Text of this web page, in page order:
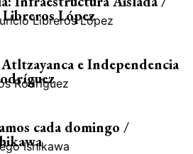
López
Libreros López
e Independencia
Rodríguez
cada domingo /
Ishikawa